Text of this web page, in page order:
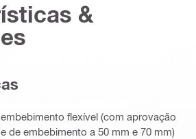
&
flexível (com aprovação
de embebimento a 50 mm e 70 mm)